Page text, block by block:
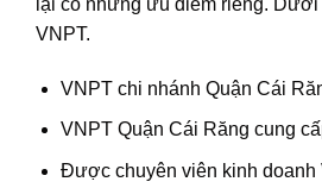
VNPT.
VNPT chi nhánh Quận Cái
VNPT Quận Cái Răng cung
Được chuyên viên kinh doanh